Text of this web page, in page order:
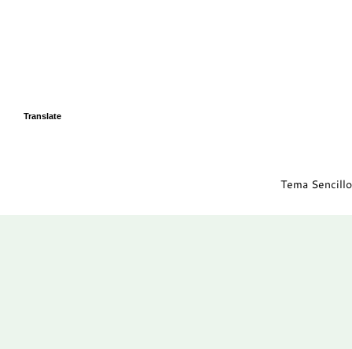
Translate
Tema